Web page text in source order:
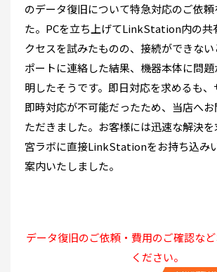
のデータ復旧について特急対応のご依
た。PCを立ち上げてLinkStation内の共
クセスを試みたものの、接続ができな
ポートに連絡した結果、機器本体に問
明したそうです。即日対応を求めるも
即時対応が不可能だったため、当店へ
ただきました。お客様には迅速な解決
宮ラボに直接LinkStationをお持ち込み
案内いたしました。
データ復旧のご依頼・費用のご確認な
ください。